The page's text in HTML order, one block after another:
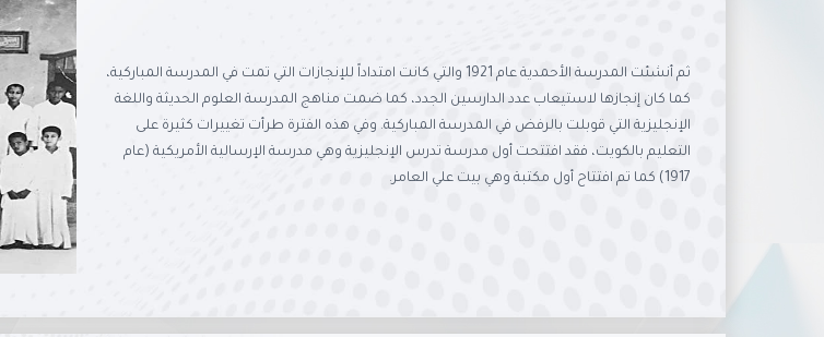
ثم أنشئت المدرسة الأحمدية عام 1921 والتي كانت امتداداً للإنجازات التي تمت في المدرسة المباركية،
كما كان إنجازها لاستيعاب عدد الدارسين الجدد، كما ضمت مناهج المدرسة العلوم الحديثة واللغة
الإنجليزية التي قوبلت بالرفض في المدرسة المباركية. وفي هذه الفترة طرأت تغييرات كثيرة على
التعليم بالكويت، فقد افتتحت أول مدرسة تدرس الإنجليزية وهي مدرسة الإرسالية الأمريكية (عام
1917) كما تم افتتاح أول مكتبة وهي بيت علي العامر.